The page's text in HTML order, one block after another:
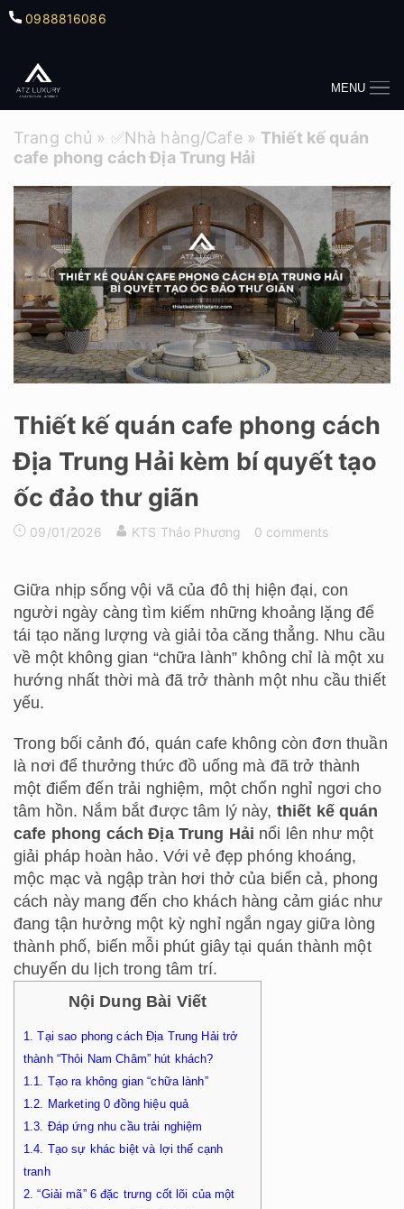
0988816086
MENU
Trang chủ » ✅Nhà hàng/Cafe» Thiết kế quán
cafe phong cách Địa Trung Hải
Thiết kế quán cafe phong cách
Địa Trung Hải kèm bí quyết tạo
ốc đảo thư giãn
09/01/2026 KTS Thảo Phương 0 comments
Giữa nhịp sống vội vã của đô thị hiện đại, con
người ngày càng tìm kiếm những khoảng lặng để
tái tạo năng lượng và giải tỏa căng thẳng. Nhu cầu
về một không gian “chữa lành” không chỉ là một xu
hướng nhất thời mà đã trở thành một nhu cầu thiết
yếu.
Trong bối cảnh đó, quán cafe không còn đơn thuần
là nơi để thưởng thức đồ uống mà đã trở thành
một điểm đến trải nghiệm, một chốn nghỉ ngơi cho
tâm hồn. Nắm bắt được tâm lý này, thiết kế quán
cafe phong cách Địa Trung Hải nổi lên như một
giải pháp hoàn hảo. Với vẻ đẹp phóng khoáng,
mộc mạc và ngập tràn hơi thở của biển cả, phong
cách này mang đến cho khách hàng cảm giác như
đang tận hưởng một kỳ nghỉ ngắn ngay giữa lòng
thành phố, biến mỗi phút giây tại quán thành một
chuyến du lịch trong tâm trí.
Nội Dung Bài Viết
1. Tại sao phong cách Địa Trung Hải trở
thành “Thỏi Nam Châm” hút khách?
1.1. Tạo ra không gian “chữa lành”
1.2. Marketing 0 đồng hiệu quả
1.3. Đáp ứng nhu cầu trải nghiệm
1.4. Tạo sự khác biệt và lợi thế cạnh
tranh
2. “Giải mã” 6 đặc trưng cốt lõi của một